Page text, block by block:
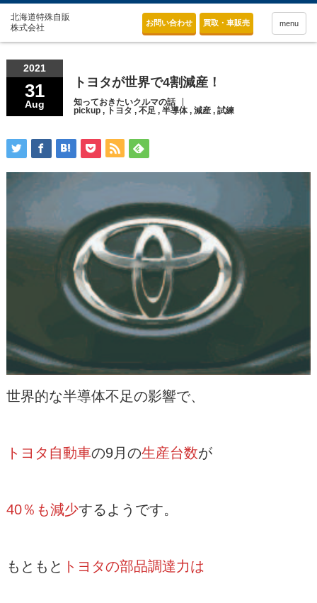
お問い合わせ 買取・車販売 menu
2021
31
Aug
トヨタが世界で4割減産！
知っておきたいクルマの話
pickup, トヨタ , 不足, 半導体, 減産, 試練
世界的な半導体不足の影響で、
トヨタ自動車の9月の生産台数が
40％も減少するようです。
もともと トヨタの部品調達力は